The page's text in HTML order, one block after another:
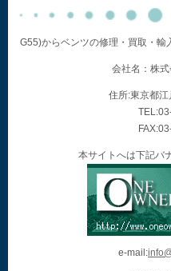
G55)からベンツの修理・買取・輸
会社名：株式
住所:東京都
本サイトへは下記バ
e-mail: